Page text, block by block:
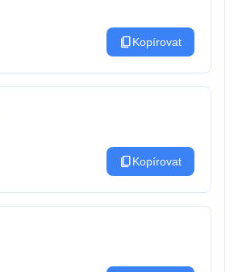
content_copyKopírovat
content_copyKopírovat